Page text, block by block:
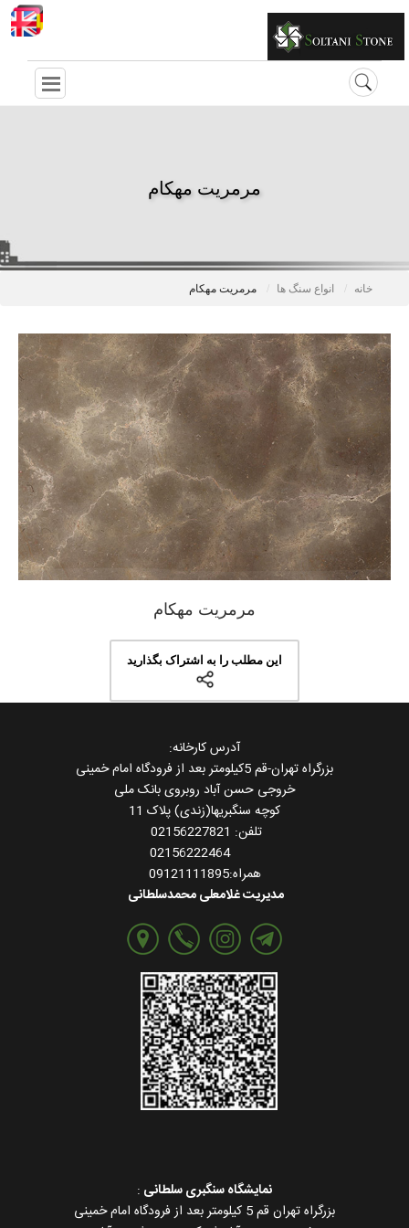
مرمریت مهکام
خانه انواع سنگ ها مرمریت مهکام
مرمریت مهکام
این مطلب را به اشتراک بگذارید
آدرس کارخانه:
بزرگراه تهران-قم 5کیلومتر بعد از فرودگاه امام خمینی
خروجی حسن آباد روبروی بانک ملی
کوچه سنگبریها(زندی) پلاک 11
تلفن: 02156227821
02156222464
همراه:09121111895
مدیریت غلامعلی محمدسلطانی
نمایشگاه سنگبری سلطانی :
بزرگراه تهران قم 5 کیلومتر بعد از فرودگاه امام خمینی